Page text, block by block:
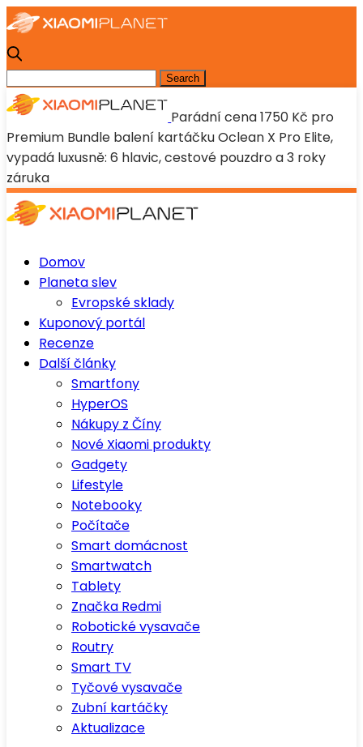
Parádní cena 1750 Kč pro
Premium Bundle balení kartáčku Oclean X Pro Elite,
vypadá luxusně: 6 hlavic, cestové pouzdro a 3 roky
záruka
Domov
Planeta slev
Evropské sklady
Kuponový portál
Recenze
Další články
Smartfony
HyperOS
Nákupy z Číny
Nové Xiaomi produkty
Gadgety
Lifestyle
Notebooky
Počítače
Smart domácnost
Smartwatch
Tablety
Značka Redmi
Robotické vysavače
Routry
Smart TV
Tyčové vysavače
Zubní kartáčky
Aktualizace